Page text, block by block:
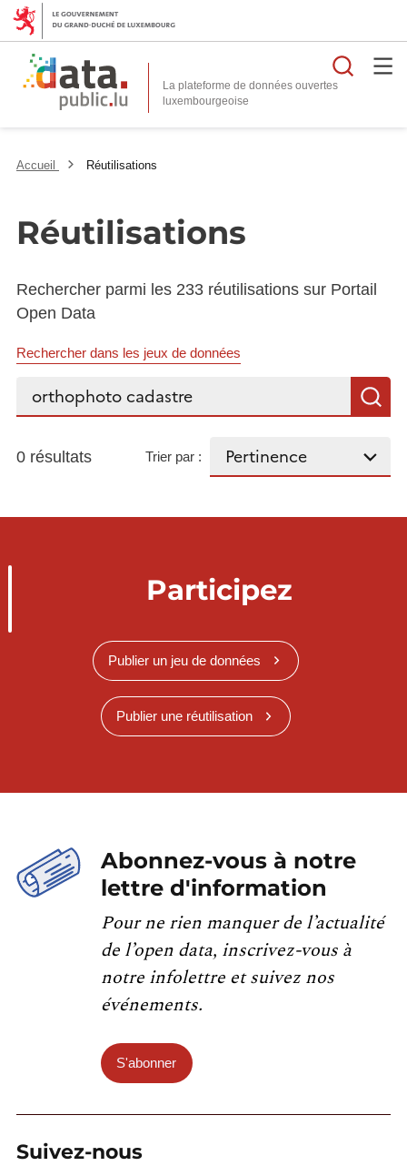
La plateforme de données ouvertes
Accueil Réutilisations
Réutilisations
Rechercher parmi les 233 réutilisations sur Portail
Open Data
Rechercher dans les jeux de données
Rechercher...
0 résultats Trier par :
Participez
Publier un jeu de données
Publier une réutilisation
Abonnez-vous à notre
lettre d'information
Pour ne rien manquer de l’actualité
de l’open data, inscrivez-vous à
notre infolettre et suivez nos
événements.
S'abonner
Suivez-nous